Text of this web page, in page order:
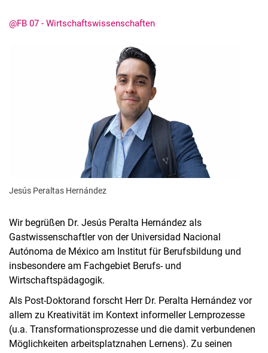
@FB 07 - Wirtschaftswissenschaften
Jesús Peraltas Hernández
Wir begrüßen Dr. Jesús Peralta Hernández als
Gastwissenschaftler von der Universidad Nacional
Autónoma de México am Institut für Berufsbildung und
insbesondere am Fachgebiet Berufs- und
Wirtschaftspädagogik.
Als Post-Doktorand forscht Herr Dr. Peralta Hernández vor
allem zu Kreativität im Kontext informeller Lernprozesse
(u.a. Transformationsprozesse und die damit verbundenen
Möglichkeiten arbeitsplatznahen Lernens). Zu seinen